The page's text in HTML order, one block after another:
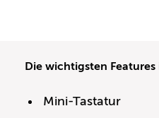
Die wichtigsten
Mini-Tastatur